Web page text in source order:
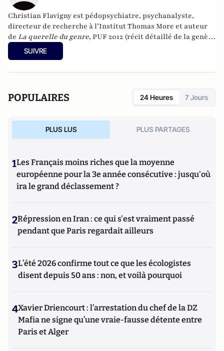
Christian Flavigny est pédopsychiatre, psychanalyste,
directeur de recherche à l’Institut Thomas More et auteur
de La querelle du genre, PUF 2012 (récit détaillé de la genèse
de la notion de “genre”) ;
contre l’américanisation des soins aux enfants
SUIVRE
POPULAIRES 24 Heures 7 Jours
PLUS LUS PLUS PARTAGES
1Les Français moins riches que la moyenne
européenne pour la 3e année consécutive : jusqu'où
ira le grand déclassement ?
2Répression en Iran : ce qui s'est vraiment passé
pendant que Paris regardait ailleurs
3L’été 2026 confirme tout ce que les écologistes
disent depuis 50 ans : non, et voilà pourquoi
4Xavier Driencourt : l’arrestation du chef de la DZ
Mafia ne signe qu’une vraie-fausse détente entre
Paris et Alger